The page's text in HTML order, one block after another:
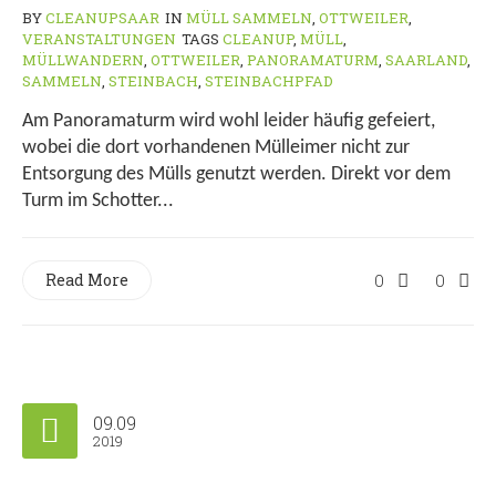
BYCLEANUPSAAR IN MÜLL SAMMELN, OTTWEILER,
VERANSTALTUNGEN TAGS CLEANUP, MÜLL,
MÜLLWANDERN, OTTWEILER, PANORAMATURM, SAARLAND,
SAMMELN, STEINBACH, STEINBACHPFAD
Am Panoramaturm wird wohl leider häufig gefeiert,
wobei die dort vorhandenen Mülleimer nicht zur
Entsorgung des Mülls genutzt werden. Direkt vor dem
Turm im Schotter...
0 0
Read More
09.09
2019